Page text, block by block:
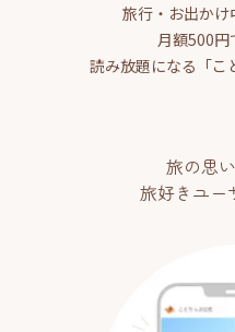
旅行・お出か
月額500
読み放題になる「こ
旅の思
旅好きユー